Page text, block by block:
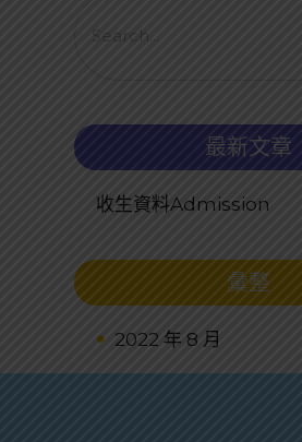
最新文章
收生資料Admission
彙整
2022 年 8 月